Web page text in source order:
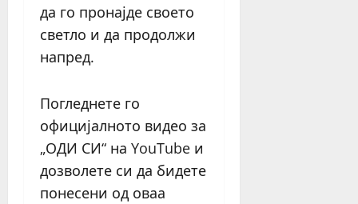
да го пронајде своето
светло и да продолжи
напред.
Погледнете го
официјалното видео за
„ОДИ СИ“ на YouTube и
дозволете си да бидете
понесени од оваа